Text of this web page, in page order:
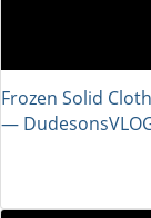
Frozen Solid
―